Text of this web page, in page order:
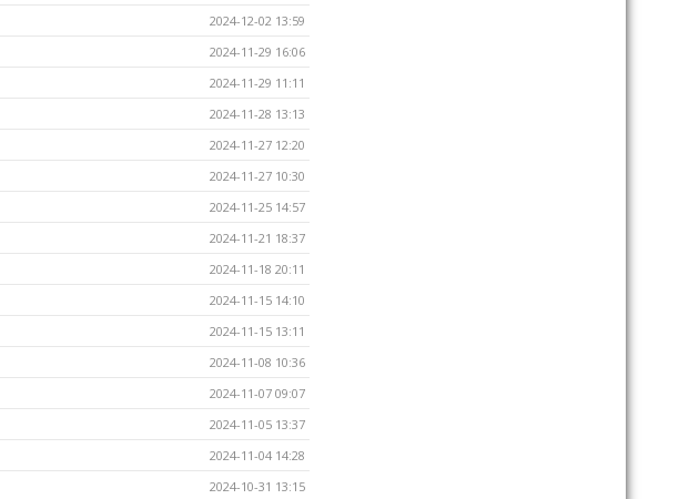
2024-12-02 13:59
2024-11-29 16:06
2024-11-29 11:11
2024-11-28 13:13
2024-11-27 12:20
2024-11-27 10:30
2024-11-25 14:57
2024-11-21 18:37
2024-11-18 20:11
2024-11-15 14:10
2024-11-15 13:11
2024-11-08 10:36
2024-11-07 09:07
2024-11-05 13:37
2024-11-04 14:28
2024-10-31 13:15